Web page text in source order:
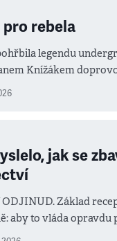
rebela
legendu
Knížákem
jak se
ODJINUD. Základ
aby to vláda opravdu